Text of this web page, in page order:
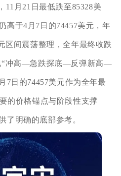
11月21日最低跌至85328美
高于4月7日的74457美元，年
区间震荡整理，全年最终收跌
“冲高—急跌探底—反弹新高—
7日的74457美元作为全年最
的价格锚点与阶段性支撑
了明确的底部参考。